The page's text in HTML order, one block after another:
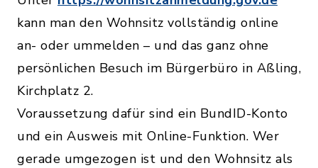
kann man den Wohnsitz vollständig online
an- oder ummelden – und das ganz ohne
persönlichen Besuch im Bürgerbüro in Aßling,
Kirchplatz 2.
Voraussetzung dafür sind ein BundID-Konto
und ein Ausweis mit Online-Funktion. Wer
gerade umgezogen ist und den Wohnsitz als